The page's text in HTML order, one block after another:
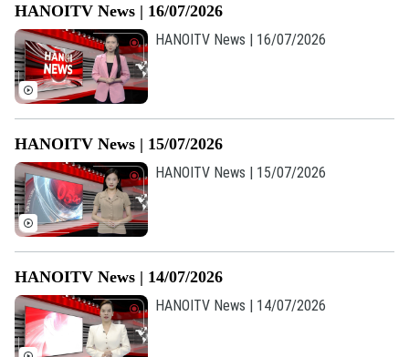
Liên hệ đường dây nóng (bấm để gọi)
Tòa soạn
0865.116.699 (hotline)
Tòa soạn
HANOITV News | 16/07/2026
HANOITV News | 16/07/2026
HANOITV News | 15/07/2026
HANOITV News | 15/07/2026
HANOITV News | 14/07/2026
HANOITV News | 14/07/2026